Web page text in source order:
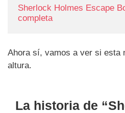
Sherlock Holmes Escape
completa
Ahora sí, vamos a ver si esta
altura.
La historia de